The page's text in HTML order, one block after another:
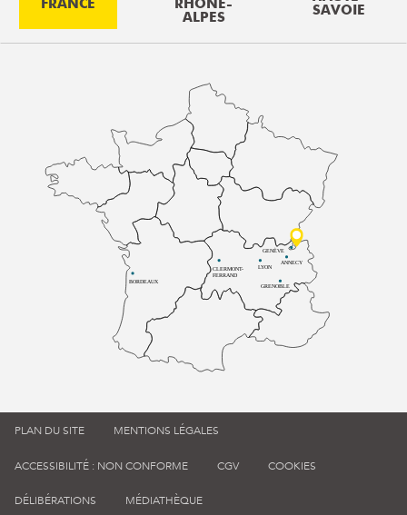
FRANCE
RHÔNE-
ALPES
SAVOIE
BORDEAUX
CLERMONT-
FERRAND
LYON
ANNECY
GRENOBLE
GENÈVE
PLAN DU SITE MENTIONS LÉGALES
ACCESSIBILITÉ : NON CONFORME CGV COOKIES
DÉLIBÉRATIONS MÉDIATHÈQUE